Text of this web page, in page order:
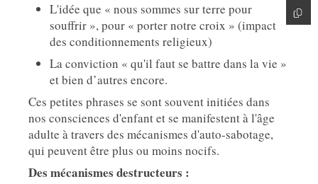
L'idée que « nous sommes sur terre pour
souffrir », pour « porter notre croix » (impact
des conditionnements religieux)
La conviction « qu'il faut se battre dans la vie »
et bien d’autres encore.
Ces petites phrases se sont souvent initiées dans
nos consciences d'enfant et se manifestent à l'âge
adulte à travers des mécanismes d'auto-sabotage,
qui peuvent être plus ou moins nocifs.
Des mécanismes destructeurs :